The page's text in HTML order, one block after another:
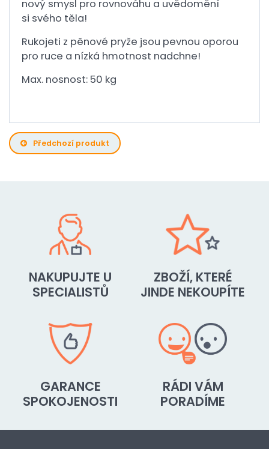
nový smysl pro rovnováhu a uvědomění
si svého těla!
Rukojeti z pěnové pryže jsou pevnou oporou
pro ruce a nízká hmotnost nadchne!
Max. nosnost: 50 kg
Předchozí produkt
NAKUPUJTE U
SPECIALISTŮ
ZBOŽÍ, KTERÉ
JINDE NEKOUPÍTE
GARANCE
SPOKOJENOSTI
RÁDI VÁM
PORADÍME